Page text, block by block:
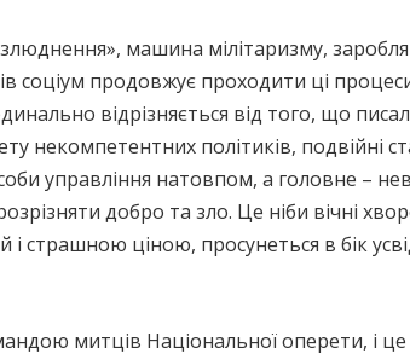
машина мілітаризму,
соціум продовжує проходити ці
відрізняється від того, що
некомпетентних політиків, подвійні
управління натовпом, а головне –
добро та зло. Це ніби вічні
і страшною ціною, просунеться в бік
митців Національної оперети, і